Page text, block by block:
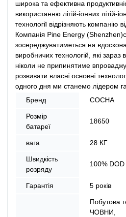
широка та ефективна
використанню літій-іонних літій-
технології відрізняють компанію
Компанія Pine Energy
зосереджуватиметься на
виробничих технологій, які зараз
ніколи не припинятиме
розвивати власні основні
одного дня ми станемо лідером
Бренд
СОСНА
Розмір
батареї
18650
вага 28 КГ
Швидкість
розряду
100% DOD
Гарантія 5 років
Побутова
ЧОВНИ,